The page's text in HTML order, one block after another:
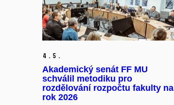
4. 5.
Akademický senát FF MU
schválil metodiku pro
rozdělování rozpočtu fakulty na
rok 2026